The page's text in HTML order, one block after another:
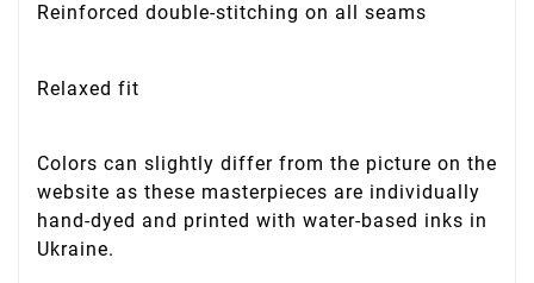
Reinforced double-stitching on all seams
Relaxed fit
Colors can slightly differ from the picture on the
website as these masterpieces are individually
hand-dyed and printed with water-based inks in
Ukraine.